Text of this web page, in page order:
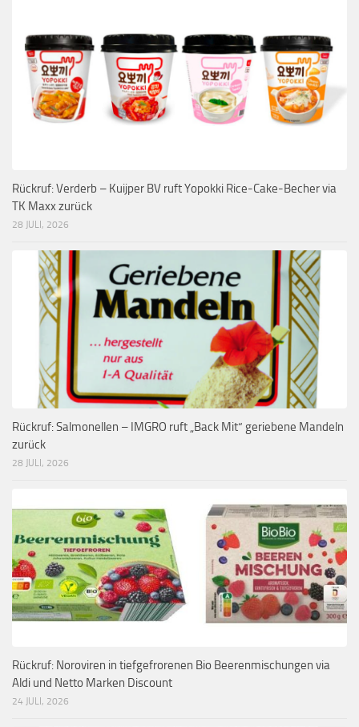
Rückruf: Verderb – Kuijper BV ruft Yopokki Rice-Cake-Becher via
TK Maxx zurück
28 JULI, 2026
Rückruf: Salmonellen – IMGRO ruft „Back Mit“ geriebene Mandeln
zurück
28 JULI, 2026
Rückruf: Noroviren in tiefgefrorenen Bio Beerenmischungen via
Aldi und Netto Marken Discount
24 JULI, 2026